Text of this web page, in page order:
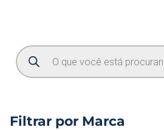
Filtrar por Marca